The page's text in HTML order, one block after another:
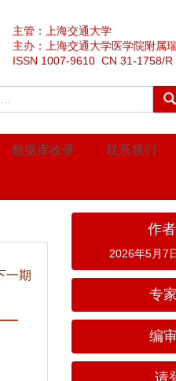
主管：上海交通大学
主办：上海交通大学医学院附属
ISSN 1007-9610 CN 31-1758/R
数据库收录 联系我们
一期
作
2026年5月7
专
编
请